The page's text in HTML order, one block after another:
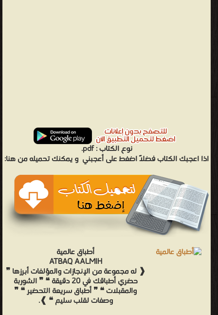
نوع الكتاب :pdf.
اذا اعجبك الكتاب فضلاً اضغط على أعجبني و يمكنك تحميله من هنا:
أطباق عالمية
ATBAQ AALMIH
❰ له مجموعة من الإنجازات والمؤلفات أبرزها ❞
حضري أطباقك في 20 دقيقة ❝ ❞ الشوربة
والمقبلات ❝ ❞ أطباق سريعة التحضير ❝ ❞
وصفات لقلب سليم ❝ ❱.